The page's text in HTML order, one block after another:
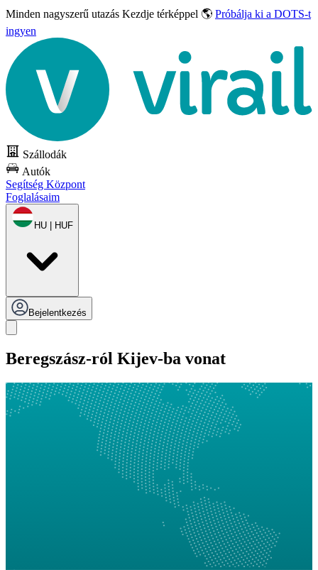
Minden nagyszerű utazás Kezdje térképpel 🌎 Próbálja ki a DOTS-t
ingyen
Szállodák
Autók
Segítség Központ
Foglalásaim
HU | HUF
Bejelentkezés
Beregszász-ról Kijev-ba vonat